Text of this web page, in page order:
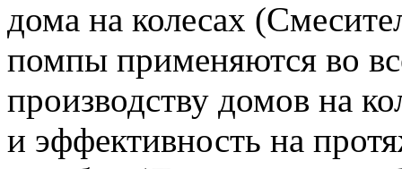
дома на колесах
помпы применяются во
производству домов на
и эффективность на